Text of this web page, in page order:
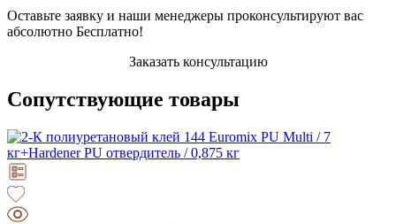
Оставьте заявку и наши менеджеры проконсультируют вас
абсолютно Бесплатно!
Заказать консультацию
Сопутствующие товары